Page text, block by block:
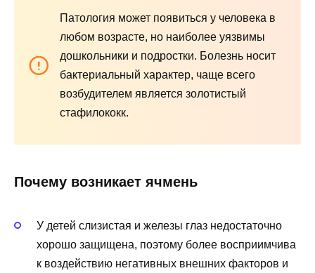
Патология может появиться у человека в
любом возрасте, но наиболее уязвимы
дошкольники и подростки. Болезнь носит
бактериальный характер, чаще всего
возбудителем является золотистый
стафилококк.
Почему возникает ячмень
У детей слизистая и железы глаз недостаточно
хорошо защищена, поэтому более восприимчива
к воздействию негативных внешних факторов и